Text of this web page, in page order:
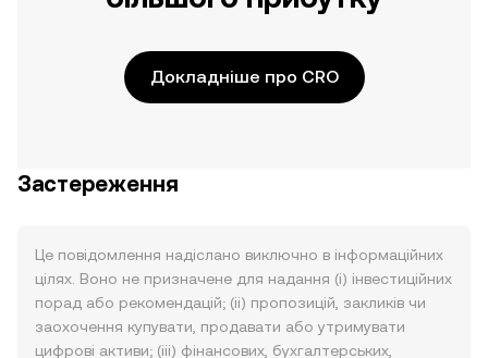
Докладніше про CRO
Застереження
Це повідомлення надіслано виключно в інформаційних
цілях. Воно не призначене для надання (i) інвестиційних
порад або рекомендацій; (ii) пропозицій, закликів чи
заохочення купувати, продавати або утримувати
цифрові активи; (iii) фінансових, бухгалтерських,